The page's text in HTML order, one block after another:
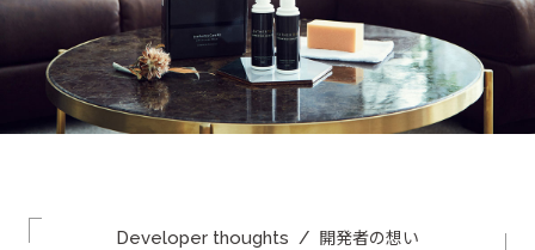
TABLE テーブル
OTHER その他製品
Developer thoughts / 開発者の想い